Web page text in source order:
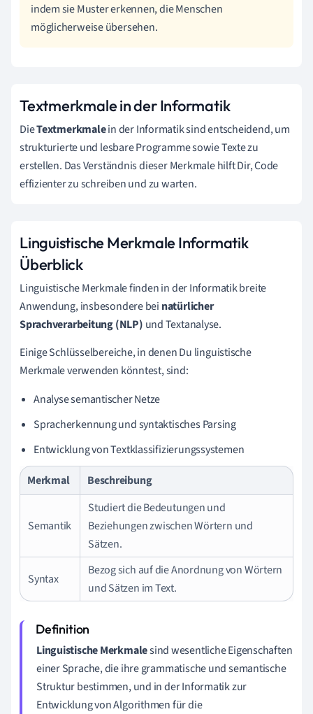
indem sie Muster erkennen, die Menschen
möglicherweise übersehen.
Textmerkmale in der Informatik
DieTextmerkmalein der Informatik sind entscheidend, um
strukturierte und lesbare Programme sowie Texte zu
erstellen. Das Verständnis dieser Merkmale hilft Dir, Code
effizienter zu schreiben und zu warten.
Linguistische Merkmale Informatik
Überblick
Linguistische Merkmale finden in der Informatik breite
Anwendung, insbesondere bei natürlicher
Sprachverarbeitung (NLP) und Textanalyse.
Einige Schlüsselbereiche, in denen Du linguistische
Merkmale verwenden könntest, sind:
Analyse semantischer Netze
Spracherkennung und syntaktisches Parsing
Entwicklung von Textklassifizierungssystemen
Merkmal
Beschreibung
Semantik
Studiert die Bedeutungen und
Beziehungen zwischen Wörtern und
Sätzen.
Syntax
Bezog sich auf die Anordnung von Wörtern
und Sätzen im Text.
Linguistische Merkmalesind wesentliche Eigenschaften
einer Sprache, die ihre grammatische und semantische
Struktur bestimmen, und in der Informatik zur
Entwicklung von Algorithmen für die